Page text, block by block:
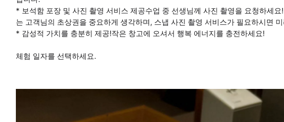
* 보석함 포장 및 사진 촬영 서비스 제공수업 중 선생님께 사진 촬영을 요청하세
는 고객님의 초상권을 중요하게 생각하며, 스냅 사진 촬영 서비스가 필요하시면
* 감성적 가치를 충분히 제공!작은 창고에 오셔서 행복 에너지를 충전하세요!
체험 일자를 선택하세요.